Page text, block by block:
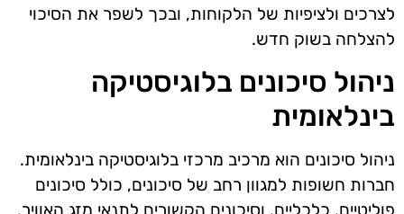
לצרכים ולציפיות של הלקוחות, ובכך לשפר את הסיכוי
להצלחה בשוק חדש.
ניהול סיכונים בלוגיסטיקה
בינלאומית
ניהול סיכונים הוא מרכיב מרכזי בלוגיסטיקה בינלאומית.
חברות חשופות למגוון רחב של סיכונים, כולל סיכונים